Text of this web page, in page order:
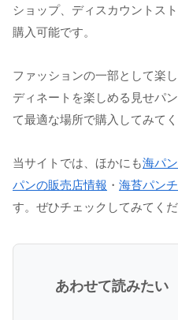
ショップ、ディスカウントス
購入可能です。
ファッションの一部として楽
ディネートを楽しめる見せパ
て最適な場所で購入してみてく
当サイトでは、ほかにも海パ
パンの販売店情報 ・ 海苔パン
す。ぜひチェックしてみてくだ
あわせて読みたい